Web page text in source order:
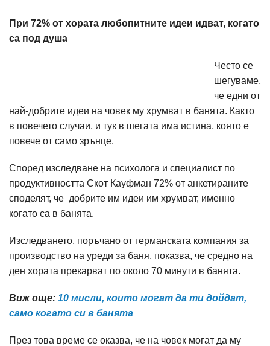
При 72% от хората любопитните идеи идват, когато
са под душа
Често се
шегуваме,
че едни от
най-добрите идеи на човек му хрумват в банята. Както
в повечето случаи, и тук в шегата има истина, която е
повече от само зрънце.
Според изследване на психолога и специалист по
продуктивността Скот Кауфман 72% от анкетираните
споделят, че добрите им идеи им хрумват, именно
когато са в банята.
Изследването, поръчано от германската компания за
производство на уреди за баня, показва, че средно на
ден хората прекарват по около 70 минути в банята.
Виж още: 10 мисли, които могат да ти дойдат,
само когато си в банята
През това време се оказва, че на човек могат да му